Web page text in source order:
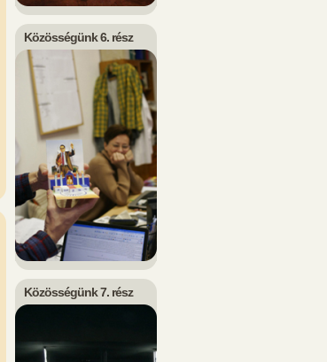
Közösségünk 6. rész
Közösségünk 7. rész